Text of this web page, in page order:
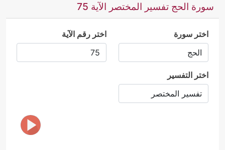
سورة الحج تفسير المختصر الآية 75
اختر سورة اختر رقم الآية
اختر التفسير